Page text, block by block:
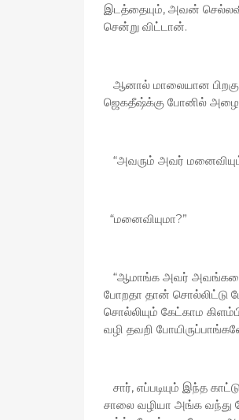
இடத்தையும், அவன்
சென்று விட்டான்.
ஆனால் மாலையான
ஜெகதீஷ்க்கு போனில்
“அவரும் அவர்
“மனைவியுமா?”
“ஆமாங்க அவர் அவங்களை
போறதா தான்
சொல்லியும் கேட்காம
வழி தவறி
சார், எப்படியும் இந்த
சாலை வழியா அங்க வந்து